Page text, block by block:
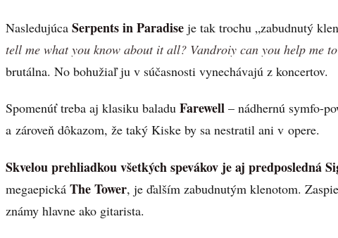
Nasledujúca Serpents in Paradise je tak trochu „zabudnutý
tell me what you know about it all? Vandroiy can you help me
brutálna. No bohužiaľ ju v súčasnosti vynechávajú z koncertov.
Spomenúť treba aj klasiku baladu Farewell – nádhernú symfo-
a zároveň dôkazom, že taký Kiske by sa nestratil ani v opere.
Skvelou prehliadkou všetkých spevákov je aj predposledná
megaepická The Tower, je ďalším zabudnutým klenotom.
známy hlavne ako gitarista.